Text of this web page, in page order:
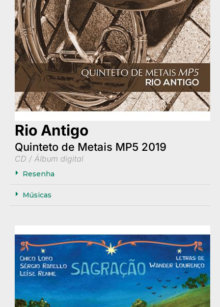
Rio Antigo
Quinteto de Metais MP5 2019
CD / Álbum digital
Resenha
Músicas